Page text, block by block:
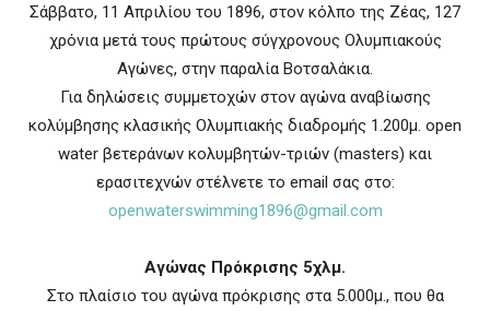
Σάββατο, 11 Απριλίου του 1896, στον κόλπο της Ζέας, 127
χρόνια μετά τους πρώτους σύγχρονους Ολυμπιακούς
Αγώνες, στην παραλία Βοτσαλάκια.
Για δηλώσεις συμμετοχών στον αγώνα αναβίωσης
κολύμβησης κλασικής Ολυμπιακής διαδρομής 1.200μ. open
water βετεράνων κολυμβητών-τριών (masters) και
ερασιτεχνών στέλνετε το email σας στο:
openwaterswimming1896@gmail.com
Αγώνας Πρόκρισης 5χλμ.
Στο πλαίσιο του αγώνα πρόκρισης στα 5.000μ., που θα